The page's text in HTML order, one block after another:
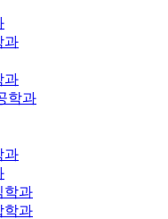
과
과
학과
과
학과
학과